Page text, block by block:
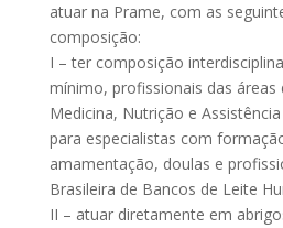
atuar na Prame, com as
composição:
I – ter composição
mínimo, profissionais das áreas
Medicina, Nutrição e
para especialistas com
amamentação, doulas e
Brasileira de Bancos de Leite
II – atuar diretamente em